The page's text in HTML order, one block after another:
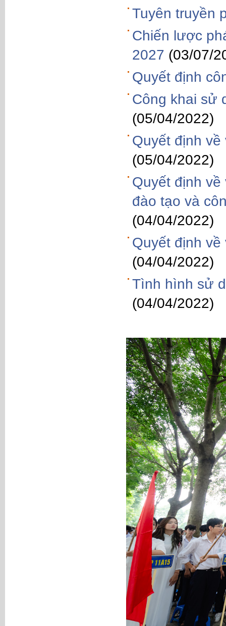
Tuyên truyền
Chiến lược
2027 (03/07/
Quyết định
Công khai sử
(05/04/2022)
Quyết định
(05/04/2022)
Quyết định
đào tạo và
(04/04/2022)
Quyết định
(04/04/2022)
Tình hình sử
(04/04/2022)